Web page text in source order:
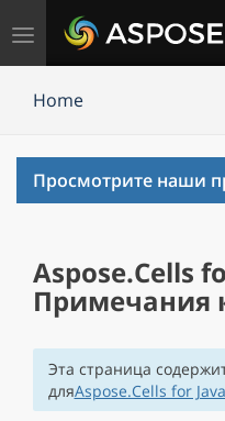
Переключить
Home
Просмотрите наши
Aspose.Cells
Примечания
Эта страница
дляAspose.Cells for